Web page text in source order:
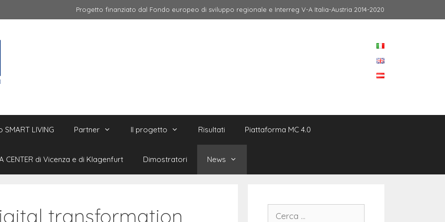
Progetto finanziato dal Fondo europeo di sviluppo regionale e Interreg V-A Italia-Austria 2014-2020
LIVING Partner Il progetto Risultati Piattaforma MC 4.0
CENTER di Vicenza e di Klagenfurt Dimostratori News
transformation